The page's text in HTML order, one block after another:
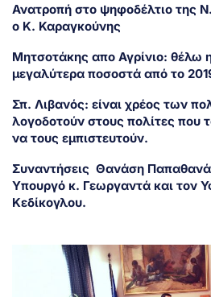
Ανατροπή στο ψηφοδέλτιο της
ο Κ. Καραγκούνης
Μητσοτάκης απο Αγρίνιο: θέλω
μεγαλύτερα ποσοστά από το
Σπ. Λιβανός: είναι χρέος των
λογοδοτούν στους πολίτες που
να τους εμπιστευτούν.
Συναντήσεις Θανάση
Υπουργό κ. Γεωργαντά και τον
Κεδίκογλου.